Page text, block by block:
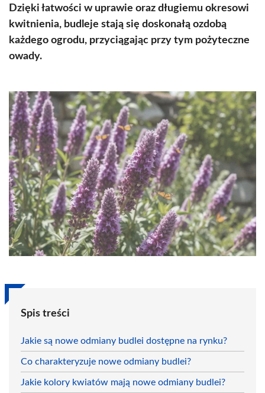
Dzięki łatwości w uprawie oraz długiemu okresowi
kwitnienia, budleje stają się doskonałą ozdobą
każdego ogrodu, przyciągając przy tym pożyteczne
owady.
Spis treści
Jakie są nowe odmiany budlei dostępne na rynku?
Co charakteryzuje nowe odmiany budlei?
Jakie kolory kwiatów mają nowe odmiany budlei?